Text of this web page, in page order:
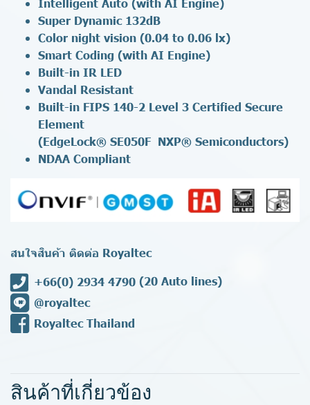
Super Dynamic 132dB
Color night vision (0.04 to 0.06 lx)
Smart Coding (with AI Engine)
Built-in IR LED
Vandal Resistant
Built-in FIPS 140-2 Level 3 Certified Secure
Element
(EdgeLock® SE050F NXP® Semiconductors)
NDAA Compliant
สนใจสินค้า ติดต่อ Royaltec
+66(0) 2934 4790 (20 Auto lines)
@royaltec
Royaltec Thailand
สินค้าที่เกี่ยวข้อง